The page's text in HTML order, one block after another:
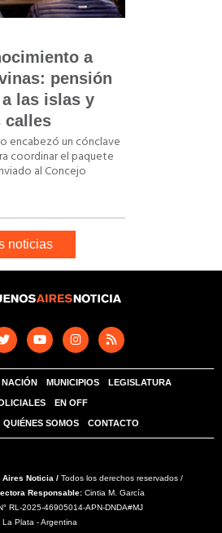
a
pensión
las islas y
calles
encabezó un cónclave
coordinar el paquete
al Concejo
noticias
NACIÓN MUNICIPIOS LEGISLATURA
EN OFF
QUIÉNES SOMOS CONTACTO
Aires Noticia / Todos los derechos reservados /
Responsable: Cintia M. García
RL-2025-46905014-APN-DNDA#MJ
La Plata - Argentina